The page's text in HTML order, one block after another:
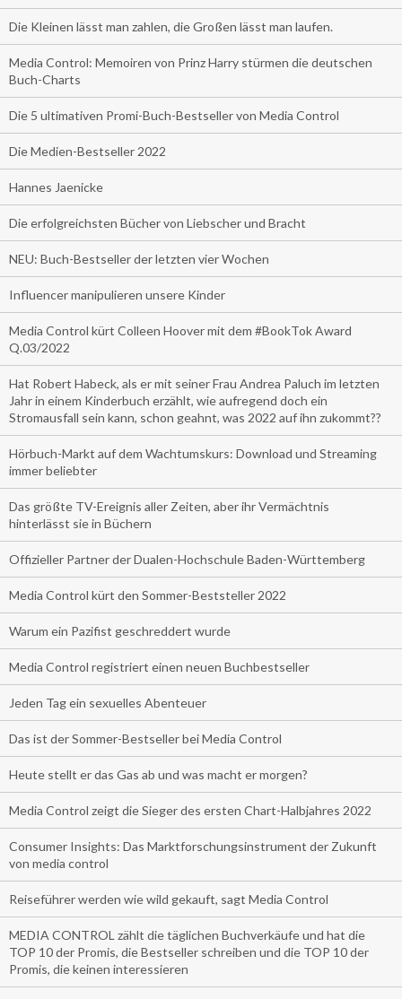
Die Kleinen lässt man zahlen, die Großen lässt man laufen.
Media Control: Memoiren von Prinz Harry stürmen die deutschen
Buch-Charts
Die 5 ultimativen Promi-Buch-Bestseller von Media Control
Die Medien-Bestseller 2022
Hannes Jaenicke
Die erfolgreichsten Bücher von Liebscher und Bracht
NEU: Buch-Bestseller der letzten vier Wochen
Influencer manipulieren unsere Kinder
Media Control kürt Colleen Hoover mit dem #BookTok Award
Q.03/2022
Hat Robert Habeck, als er mit seiner Frau Andrea Paluch im letzten
Jahr in einem Kinderbuch erzählt, wie aufregend doch ein
Stromausfall sein kann, schon geahnt, was 2022 auf ihn zukommt??
Hörbuch-Markt auf dem Wachtumskurs: Download und Streaming
immer beliebter
Das größte TV-Ereignis aller Zeiten, aber ihr Vermächtnis
hinterlässt sie in Büchern
Offizieller Partner der Dualen-Hochschule Baden-Württemberg
Media Control kürt den Sommer-Beststeller 2022
Warum ein Pazifist geschreddert wurde
Media Control registriert einen neuen Buchbestseller
Jeden Tag ein sexuelles Abenteuer
Das ist der Sommer-Bestseller bei Media Control
Heute stellt er das Gas ab und was macht er morgen?
Media Control zeigt die Sieger des ersten Chart-Halbjahres 2022
Consumer Insights: Das Marktforschungsinstrument der Zukunft
von media control
Reiseführer werden wie wild gekauft, sagt Media Control
MEDIA CONTROL zählt die täglichen Buchverkäufe und hat die
TOP 10 der Promis, die Bestseller schreiben und die TOP 10 der
Promis, die keinen interessieren